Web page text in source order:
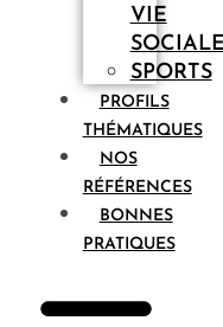
VIE
SOCIALE
SPORTS
PROFILS
THÉMATIQUES
NOS
RÉFÉRENCES
BONNES
PRATIQUES